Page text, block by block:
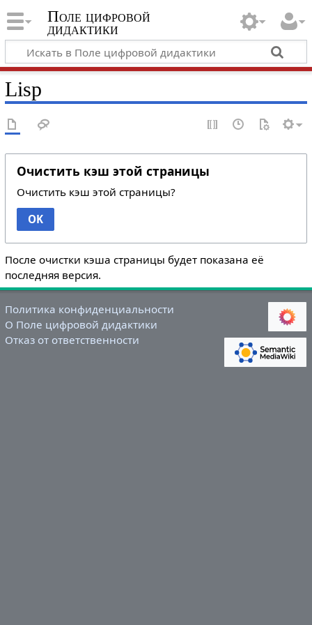
Поле цифровой
дидактики
Lisp
Очистить кэш этой страницы
Очистить кэш этой страницы?
OK
После очистки кэша страницы будет показана её
последняя версия.
Политика конфиденциальности
О Поле цифровой дидактики
Отказ от ответственности